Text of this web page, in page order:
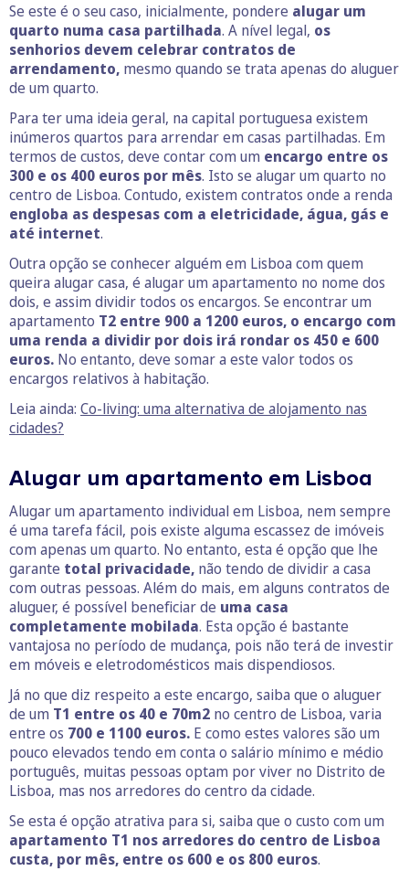
Se este é o seu caso, inicialmente, pondere alugar um
quarto numa casa partilhada. A nível legal, os
senhorios devem celebrar contratos de
arrendamento, mesmo quando se trata apenas do aluguer
de um quarto.
Para ter uma ideia geral, na capital portuguesa existem
inúmeros quartos para arrendar em casas partilhadas. Em
termos de custos, deve contar com um encargo entre os
300 e os 400 euros por mês. Isto se alugar um quarto no
centro de Lisboa. Contudo, existem contratos onde a renda
engloba as despesas com a eletricidade, água, gás e
até internet.
Outra opção se conhecer alguém em Lisboa com quem
queira alugar casa, é alugar um apartamento no nome dos
dois, e assim dividir todos os encargos. Se encontrar um
apartamento T2 entre 900 a 1200 euros, o encargo com
uma renda a dividir por dois irá rondar os 450 e 600
euros. No entanto, deve somar a este valor todos os
encargos relativos à habitação.
Leia ainda: Co-living: uma alternativa de alojamento nas
cidades?
Alugar um apartamento em Lisboa
Alugar um apartamento individual em Lisboa, nem sempre
é uma tarefa fácil, pois existe alguma escassez de imóveis
com apenas um quarto. No entanto, esta é opção que lhe
garante total privacidade, não tendo de dividir a casa
com outras pessoas. Além do mais, em alguns contratos de
aluguer, é possível beneficiar de uma casa
completamente mobilada. Esta opção é bastante
vantajosa no período de mudança, pois não terá de investir
em móveis e eletrodomésticos mais dispendiosos.
Já no que diz respeito a este encargo, saiba que o aluguer
de um T1 entre os 40 e 70m2 no centro de Lisboa, varia
entre os 700 e 1100 euros. E como estes valores são um
pouco elevados tendo em conta o salário mínimo e médio
português, muitas pessoas optam por viver no Distrito de
Lisboa, mas nos arredores do centro da cidade.
Se esta é opção atrativa para si, saiba que o custo com um
apartamento T1 nos arredores do centro de Lisboa
custa, por mês, entre os 600 e os 800 euros.